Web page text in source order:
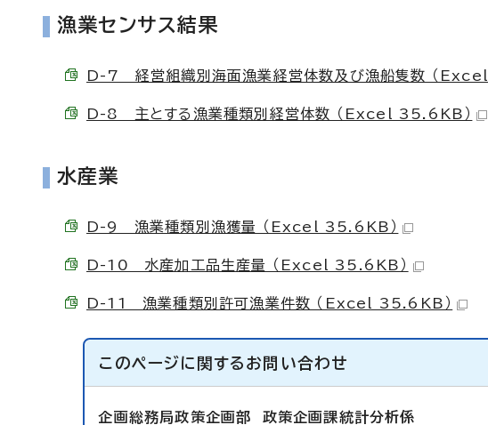
漁業センサス結果
D-7 経営組織別海面漁業経営体数及び漁船隻数 （
D-8 主とする漁業種類別経営体数 （Excel 35.6KB）
水産業
D-9 漁業種類別漁獲量 （Excel 35.6KB）
D-10 水産加工品生産量 （Excel 35.6KB）
D-11 漁業種類別許可漁業件数 （Excel 35.6KB）
このページに関する お問い合わせ
企画総務局政策企画部 政策企画課統計分析係